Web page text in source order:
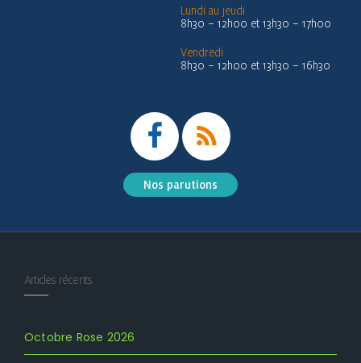
Lundi au jeudi
8h30 – 12h00 et 13h30 – 17h00
Vendredi
8h30 – 12h00 et 13h30 – 16h30
Nos parutions
Articles récents
Octobre Rose 2026